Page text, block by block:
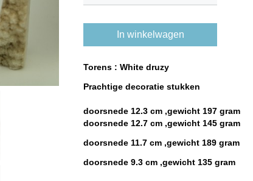
In winkelwagen
Torens : White druzy
Prachtige decoratie stukken
doorsnede 12.3 cm ,gewicht 197 gram
doorsnede 12.7 cm ,gewicht 145 gram
doorsnede 11.7 cm ,gewicht 189 gram
doorsnede 9.3 cm ,gewicht 135 gram